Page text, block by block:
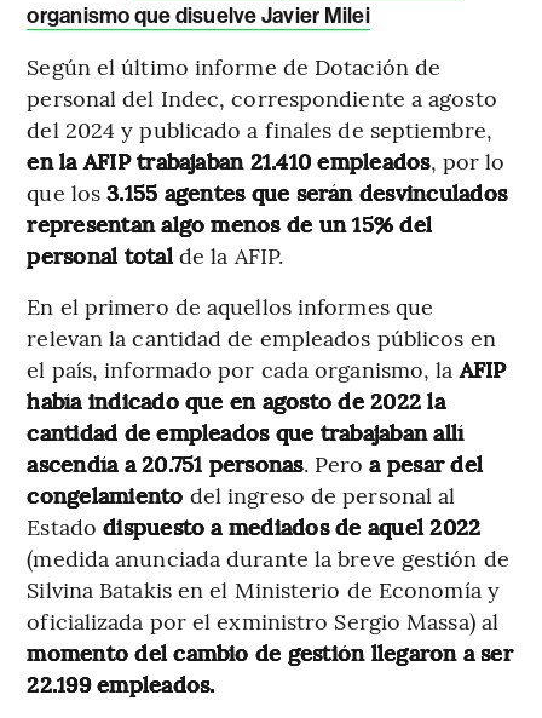
organismo que disuelve Javier Milei
Según el último informe de Dotación de
personal del Indec, correspondiente a agosto
del 2024 y publicado a finales de septiembre,
en la AFIP trabajaban 21.410 empleados, por lo
que los3.155 agentes que serán desvinculados
representan algo menos de un 15% del
personal totalde la AFIP.
En el primero de aquellos informes que
relevan la cantidad de empleados públicos en
el país, informado por cada organismo, laAFIP
había indicado que en agosto de 2022 la
cantidad de empleados que trabajaban allí
ascendía a 20.751 personas. Peroa pesar del
congelamiento del ingreso de personal al
Estadodispuesto a mediados de aquel 2022
(medida anunciada durante la breve gestión de
Silvina Batakis en el Ministerio de Economía y
oficializada por el exministro Sergio Massa) al
momento del cambio de gestión llegaron a ser
22.199 empleados.